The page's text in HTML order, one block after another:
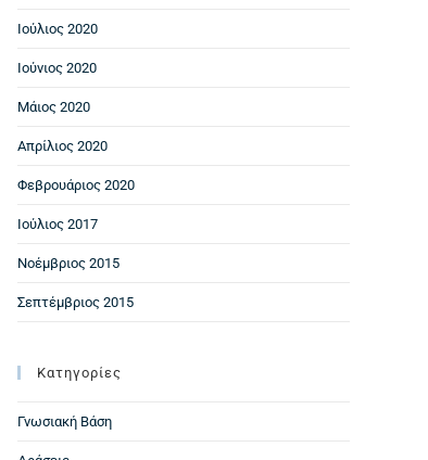
Ιούλιος 2020
Ιούνιος 2020
Μάιος 2020
Απρίλιος 2020
Φεβρουάριος 2020
Ιούλιος 2017
Νοέμβριος 2015
Σεπτέμβριος 2015
Kατηγορίες
Γνωσιακή Βάση